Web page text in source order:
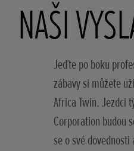
NAŠI
Jeďte po boku
zábavy si můžete
Africa Twin. Jezdci
Corporation budou
se o své